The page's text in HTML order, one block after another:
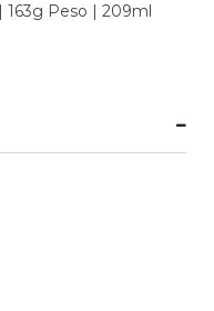
163g Peso | 209ml